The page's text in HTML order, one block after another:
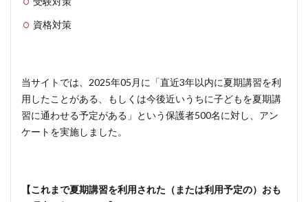
資格対策
当サイトでは、2025年05月に「直近3年以内に夏期講習を利
用したことがある、もしくは今後近いうちに子どもを夏期講
習に通わせる予定がある」という保護者500名に対し、アン
ケートを実施しました。
【これまで夏期講習を利用された（または利用予定の）おも